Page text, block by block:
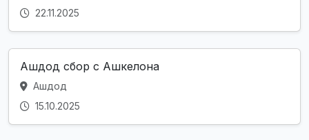
22.11.2025
Ашдод сбор с Ашкелона
Ашдод
15.10.2025